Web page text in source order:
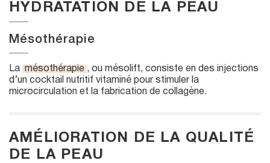
HYDRATATION DE LA PEAU
Mésothérapie
La mésothérapie , ou mésolift, consiste en des injections
d’un cocktail nutritif vitaminé pour stimuler la
microcirculation et la fabrication de collagène.
AMÉLIORATION DE LA QUALITÉ
DE LA PEAU